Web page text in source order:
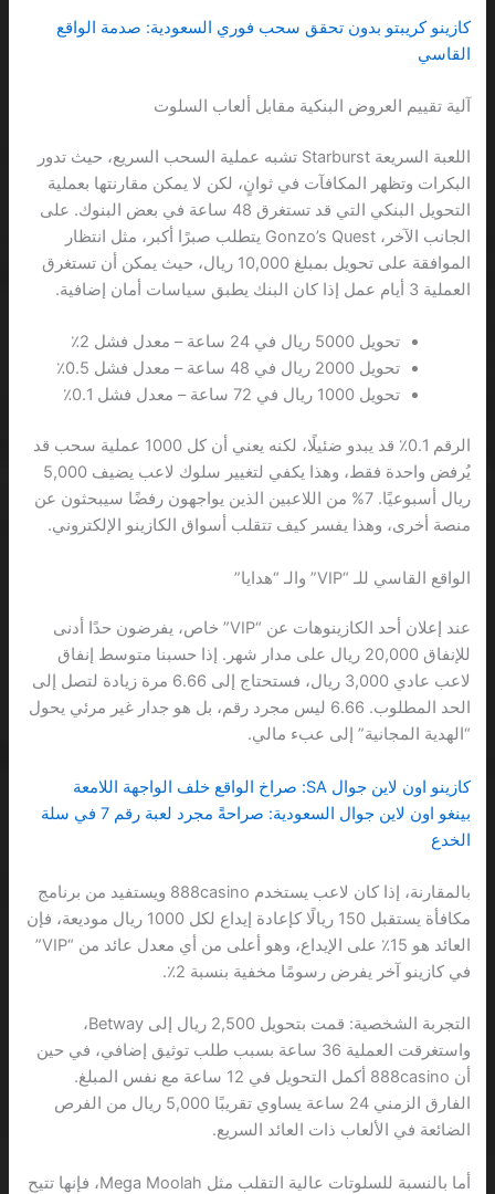
كازينو كريبتو بدون تحقق سحب فوري السعودية: صدمة الواقع
القاسي
آلية تقييم العروض البنكية مقابل ألعاب السلوت
اللعبة السريعة Starburst تشبه عملية السحب السريع، حيث تدور
البكرات وتظهر المكافآت في ثوانٍ، لكن لا يمكن مقارنتها بعملية
التحويل البنكي التي قد تستغرق 48 ساعة في بعض البنوك. على
الجانب الآخر، Gonzo’s Quest يتطلب صبرًا أكبر، مثل انتظار
الموافقة على تحويل بمبلغ 10,000 ريال، حيث يمكن أن تستغرق
العملية 3 أيام عمل إذا كان البنك يطبق سياسات أمان إضافية.
تحويل 5000 ريال في 24 ساعة – معدل فشل 2٪
تحويل 2000 ريال في 48 ساعة – معدل فشل 0.5٪
تحويل 1000 ريال في 72 ساعة – معدل فشل 0.1٪
الرقم 0.1٪ قد يبدو ضئيلًا، لكنه يعني أن كل 1000 عملية سحب قد
يُرفض واحدة فقط، وهذا يكفي لتغيير سلوك لاعب يضيف 5,000
ريال أسبوعيًا. 7% من اللاعبين الذين يواجهون رفضًا سيبحثون عن
منصة أخرى، وهذا يفسر كيف تتقلب أسواق الكازينو الإلكتروني.
الواقع القاسي للـ “VIP” والـ “هدايا”
عند إعلان أحد الكازينوهات عن “VIP” خاص، يفرضون حدًا أدنى
للإنفاق 20,000 ريال على مدار شهر. إذا حسبنا متوسط إنفاق
لاعب عادي 3,000 ريال، فستحتاج إلى 6.66 مرة زيادة لتصل إلى
الحد المطلوب. 6.66 ليس مجرد رقم، بل هو جدار غير مرئي يحول
“الهدية المجانية” إلى عبء مالي.
كازينو اون لاين جوال SA: صراخ الواقع خلف الواجهة اللامعة
بينغو اون لاين جوال السعودية: صراحةً مجرد لعبة رقم 7 في سلة
الخدع
بالمقارنة، إذا كان لاعب يستخدم 888casino ويستفيد من برنامج
مكافأة يستقبل 150 ريالًا كإعادة إيداع لكل 1000 ريال موديعة، فإن
العائد هو 15٪ على الإيداع، وهو أعلى من أي معدل عائد من “VIP”
في كازينو آخر يفرض رسومًا مخفية بنسبة 2٪.
التجربة الشخصية: قمت بتحويل 2,500 ريال إلى Betway،
واستغرقت العملية 36 ساعة بسبب طلب توثيق إضافي، في حين
أن 888casino أكمل التحويل في 12 ساعة مع نفس المبلغ.
الفارق الزمني 24 ساعة يساوي تقريبًا 5,000 ريال من الفرص
الضائعة في الألعاب ذات العائد السريع.
أما بالنسبة للسلوتات عالية التقلب مثل Mega Moolah، فإنها تتيح